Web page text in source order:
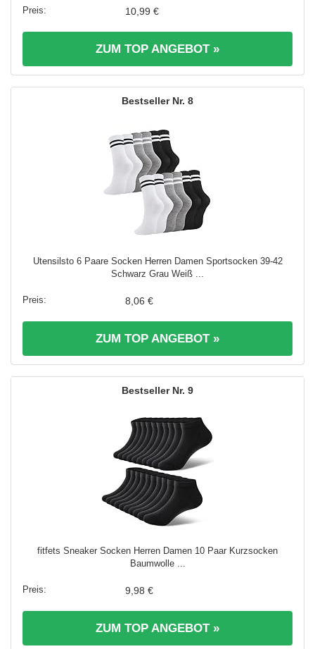
10,99 €
ZUM TOP ANGEBOT »
8
Utensilsto 6 Paare Socken Herren Damen Sportsocken 39-42
Schwarz Grau Weiß ...
8,06 €
ZUM TOP ANGEBOT »
9
fitfets Sneaker Socken Herren Damen 10 Paar Kurzsocken
Baumwolle ...
9,98 €
ZUM TOP ANGEBOT »